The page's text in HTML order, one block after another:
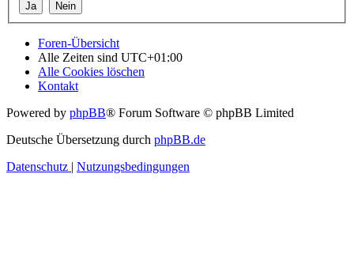
Foren-Übersicht
Alle Zeiten sind UTC+01:00
Alle Cookies löschen
Kontakt
Powered by phpBB® Forum Software © phpBB Limited
Deutsche Übersetzung durch phpBB.de
Datenschutz | Nutzungsbedingungen